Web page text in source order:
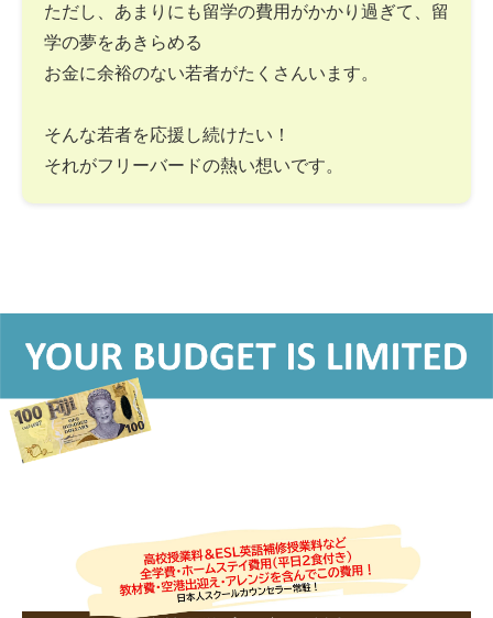
ただし、あまりにも留学の費用がかかり過ぎて、留
学の夢をあきらめる
お金に余裕のない若者がたくさんいます。
そんな若者を応援し続けたい！
それがフリーバードの熱い想いです。